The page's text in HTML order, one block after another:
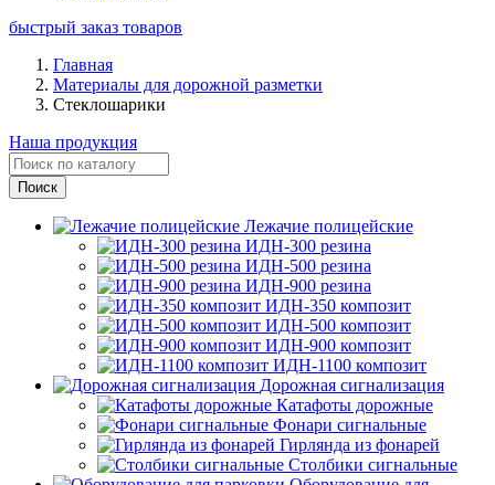
быстрый заказ товаров
Главная
Материалы для дорожной разметки
Стеклошарики
Наша продукция
Лежачие полицейские
ИДН-300 резина
ИДН-500 резина
ИДН-900 резина
ИДН-350 композит
ИДН-500 композит
ИДН-900 композит
ИДН-1100 композит
Дорожная сигнализация
Катафоты дорожные
Фонари сигнальные
Гирлянда из фонарей
Столбики сигнальные